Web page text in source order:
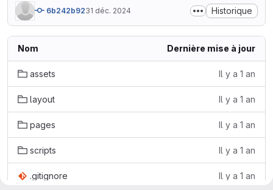
6b242b9231 déc. 2024 Historique
Nom Dernière mise à jour
assets Il y a 1 an
layout Il y a 1 an
pages Il y a 1 an
scripts Il y a 1 an
.gitignore Il y a 1 an